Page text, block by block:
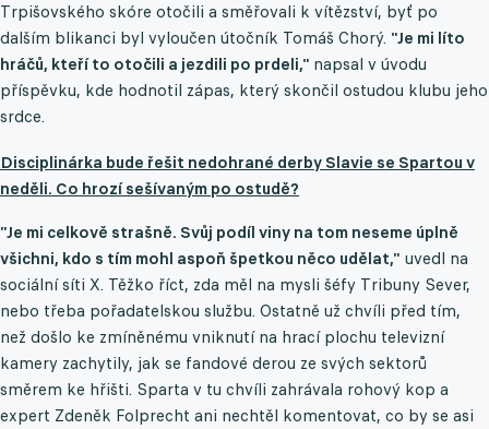
Trpišovského skóre otočili a směřovali k vítězství, byť po
dalším blikanci byl vyloučen útočník Tomáš Chorý. "Je mi líto
hráčů, kteří to otočili a jezdili po prdeli," napsal v úvodu
příspěvku, kde hodnotil zápas, který skončil ostudou klubu jeho
srdce.
Disciplinárka bude řešit nedohrané derby Slavie se Spartou v
neděli. Co hrozí sešívaným po ostudě?
"Je mi celkově strašně. Svůj podíl viny na tom neseme úplně
všichni, kdo s tím mohl aspoň špetkou něco udělat," uvedl na
sociální síti X. Těžko říct, zda měl na mysli šéfy Tribuny Sever,
nebo třeba pořadatelskou službu. Ostatně už chvíli před tím,
než došlo ke zmíněnému vniknutí na hrací plochu televizní
kamery zachytily, jak se fandové derou ze svých sektorů
směrem ke hřišti. Sparta v tu chvíli zahrávala rohový kop a
expert Zdeněk Folprecht ani nechtěl komentovat, co by se asi